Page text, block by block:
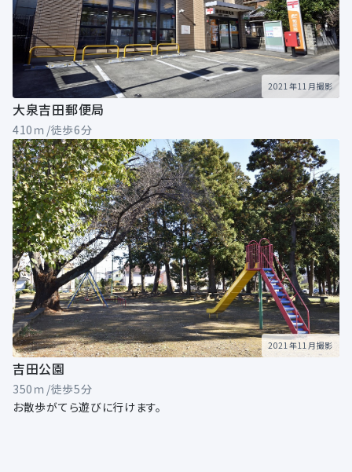
2021年11月撮影
大泉吉田郵便局
410ｍ/徒歩6分
2021年11月撮影
吉田公園
350ｍ/徒歩5分
お散歩がてら遊びに行けます。